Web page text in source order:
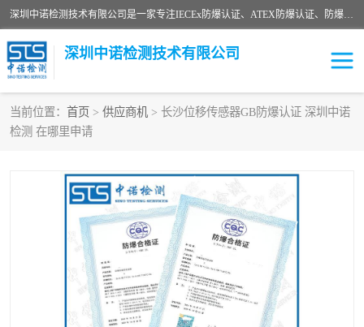
深圳中诺检测技术有限公司是一家专注IECEx防爆认证、ATEX防爆认证、防爆电气检测、防爆合格证、煤安认证等代理机构，可为客户提供从防爆设计、认证、现场检查、工程施工改造、培训等一站式服务。
深圳中诺检测技术有限公司
当前位置： 首页 > 供应商机 > 长沙位移传感器GB防爆认证 深圳中诺
检测 在哪里申请
ATEX防爆认证
防爆3C认证 现场防爆检测
煤安矿安
IECEx防爆认证 防爆设计
防爆资质证书 各国防爆认证